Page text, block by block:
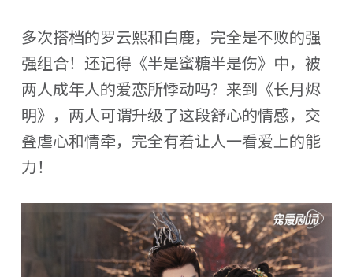
多次搭档的罗云熙和白鹿，完全是不败的强
强组合！还记得《半是蜜糖半是伤》中，被
两人成年人的爱恋所悸动吗？来到《长月烬
明》，两人可谓升级了这段舒心的情感，交
叠虐心和情牵，完全有着让人一看爱上的能
力！